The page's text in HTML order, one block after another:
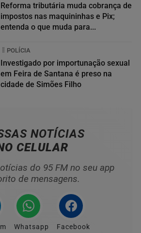
Reforma tributária muda cobrança de
impostos nas maquininhas e Pix;
entenda o que muda para...
POLÍCIA
Investigado por importunação sexual
em Feira de Santana é preso na
cidade de Simões Filho
NOTÍCIAS
CELULAR
do 95 FM no seu app
de mensagens.
Whatsapp Facebook